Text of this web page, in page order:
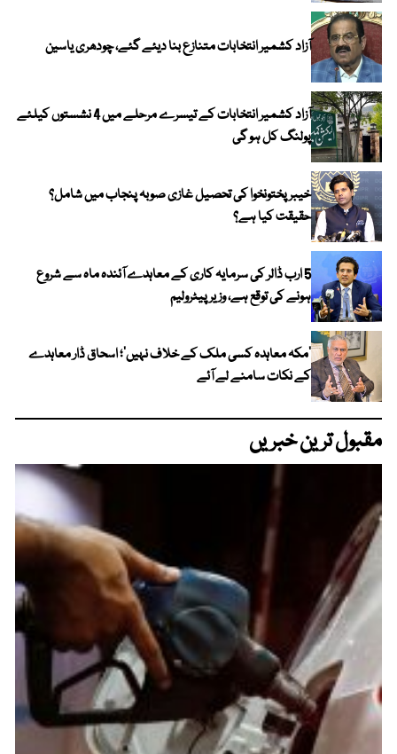
آزاد کشمیر انتخابات متنازع بنا دیئے گئے، چودھری یاسین
آزاد کشمیر انتخابات کے تیسرے مرحلے میں 4 نشستوں کیلئے
پولنگ کل ہو گی
خیبر پختونخوا کی تحصیل غازی صوبہ پنجاب میں شامل؟
حقیقت کیا ہے؟
5 ارب ڈالر کی سرمایہ کاری کے معاہدے آئندہ ماہ سے شروع
ہونے کی توقع ہے، وزیر پیٹرولیم
‘مکہ معاہدہ کسی ملک کے خلاف نہیں’؛ اسحاق ڈار معاہدے
کے نکات سامنے لے آئے
مقبول ترین خبریں